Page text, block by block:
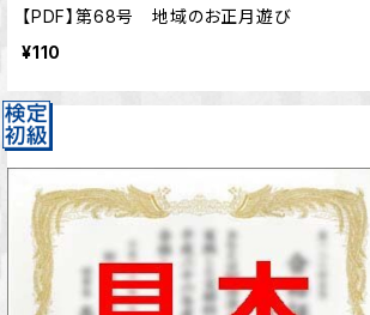
【PDF】第68号 地域のお正月遊び
¥110